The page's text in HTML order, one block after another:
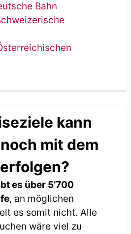
Bahn
kann
mit dem
es über 5’700
, an möglichen
es somit nicht. Alle
wäre viel zu